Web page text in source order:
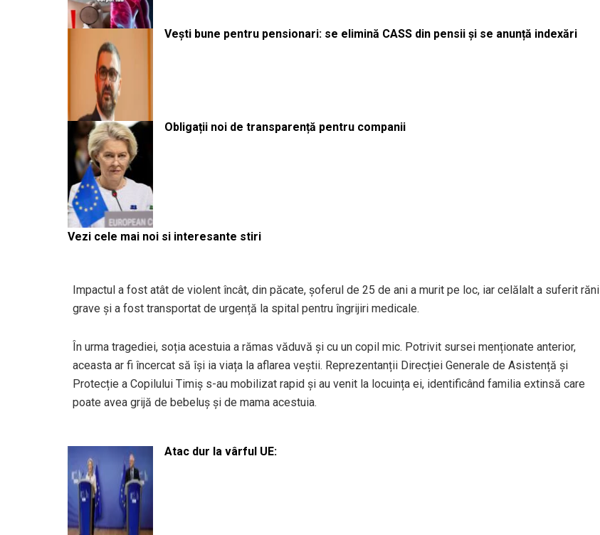
Vești bune pentru pensionari: se elimină CASS din pensii și se anunță indexări
Obligații noi de transparență pentru companii
Vezi cele mai noi si interesante stiri
Impactul a fost atât de violent încât, din păcate, șoferul de 25 de ani a murit pe loc, iar celălalt a suferit răni
grave și a fost transportat de urgență la spital pentru îngrijiri medicale.
În urma tragediei, soția acestuia a rămas văduvă și cu un copil mic. Potrivit sursei menționate anterior,
aceasta ar fi încercat să își ia viața la aflarea veștii. Reprezentanții Direcției Generale de Asistență și
Protecție a Copilului Timiș s-au mobilizat rapid și au venit la locuința ei, identificând familia extinsă care
poate avea grijă de bebeluș și de mama acestuia.
Atac dur la vârful UE: